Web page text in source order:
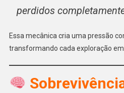
perdidos
Essa mecânica cria uma pressão
transformando cada exploração